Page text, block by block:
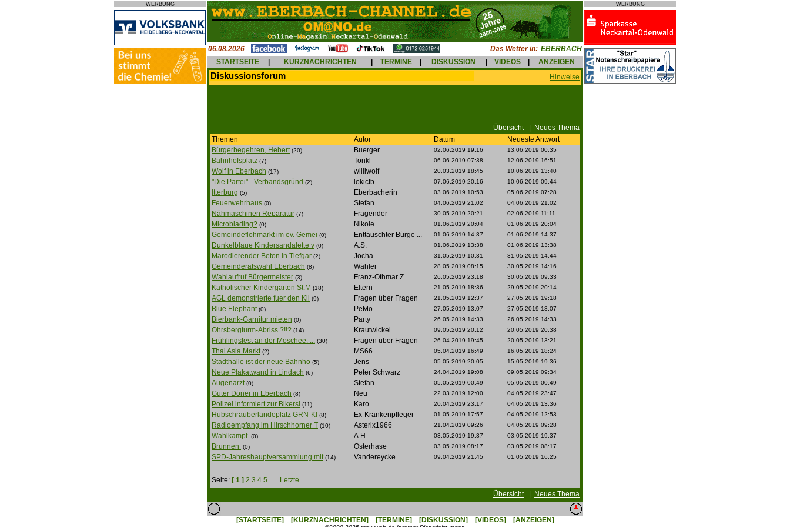
WERBUNG
06.08.2026 Das Wetter in: EBERBACH
STARTSEITE
KURZNACHRICHTEN TERMINE DISKUSSION VIDEOS ANZEIGEN
Diskussionsforum Hinweise
Übersicht
Neues Thema
Themen
Autor Datum
Neueste Antwort
Bürgerbegehren, Hebert (20) Buerger 02.06.2019 19:16 13.06.2019 00:35
Bahnhofsplatz (7) Tonkl 06.06.2019 07:38 12.06.2019 16:51
Wolf in Eberbach (17) williwolf 20.03.2019 18:45 10.06.2019 13:40
"Die Partei" - Verbandsgründ (2) lokicfb 07.06.2019 20:16 10.06.2019 09:44
Itterburg (5) Eberbacherin 03.06.2019 10:53 05.06.2019 07:28
Feuerwehrhaus (0) Stefan 04.06.2019 21:02 04.06.2019 21:02
Nähmaschinen Reparatur (7) Fragender 30.05.2019 20:21 02.06.2019 11:11
Microblading? (0) Nikole 01.06.2019 20:04 01.06.2019 20:04
Gemeindeflohmarkt im ev. Gemei (0) Enttäuschter Bürge ... 01.06.2019 14:37 01.06.2019 14:37
Dunkelblaue Kindersandalette v (0) A.S. 01.06.2019 13:38 01.06.2019 13:38
Marodierender Beton in Tiefgar (2) Jocha 31.05.2019 10:31 31.05.2019 14:44
Gemeinderatswahl Eberbach (8) Wähler 28.05.2019 08:15 30.05.2019 14:16
Wahlaufruf Bürgermeister (3) Franz-Othmar Z. 26.05.2019 23:18 30.05.2019 09:33
Katholischer Kindergarten St.M (18) Eltern 21.05.2019 18:36 29.05.2019 20:14
AGL demonstrierte fuer den Kli (9) Fragen über Fragen 21.05.2019 12:37 27.05.2019 19:18
Blue Elephant (0) PeMo 27.05.2019 13:07 27.05.2019 13:07
Bierbank-Garnitur mieten (0) Party 26.05.2019 14:33 26.05.2019 14:33
Ohrsbergturm-Abriss ?!!? (14) Krautwickel 09.05.2019 20:12 20.05.2019 20:38
Frühlingsfest an der Moschee. ... (30) Fragen über Fragen 26.04.2019 19:45 20.05.2019 13:21
Thai Asia Markt (2) MS66 05.04.2019 16:49 16.05.2019 18:24
Stadthalle ist der neue Bahnho (5) Jens 05.05.2019 20:05 15.05.2019 19:36
Neue Plakatwand in Lindach (6) Peter Schwarz 24.04.2019 19:08 09.05.2019 09:34
Augenarzt (0) Stefan 05.05.2019 00:49 05.05.2019 00:49
Guter Döner in Eberbach (8) Neu 22.03.2019 12:00 04.05.2019 23:47
Polizei informiert zur Bikersi (11) Karo 20.04.2019 23:17 04.05.2019 13:36
Hubschrauberlandeplatz GRN-Kl (8) Ex-Krankenpfleger 01.05.2019 17:57 04.05.2019 12:53
Radioempfang im Hirschhorner T (10) Asterix1966 21.04.2019 09:26 04.05.2019 09:28
Wahlkampf (0) A.H. 03.05.2019 19:37 03.05.2019 19:37
Brunnen (0) Osterhase 03.05.2019 08:17 03.05.2019 08:17
SPD-Jahreshauptversammlung mit (14) Vandereycke 09.04.2019 21:45 01.05.2019 16:25
Seite: [ 1 ] 2 3 4 5 ... Letzte
Übersicht
Neues Thema
[STARTSEITE] [KURZNACHRICHTEN] [TERMINE] [DISKUSSION] [VIDEOS] [ANZEIGEN]
WERBUNG